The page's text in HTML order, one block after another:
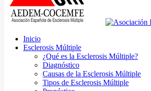
Inicio
Esclerosis Múltiple
¿Qué es la Esclerosis Múltiple?
Diagnóstico
Causas de la Esclerosis Múltiple
Tipos de Esclerosis Múltiple